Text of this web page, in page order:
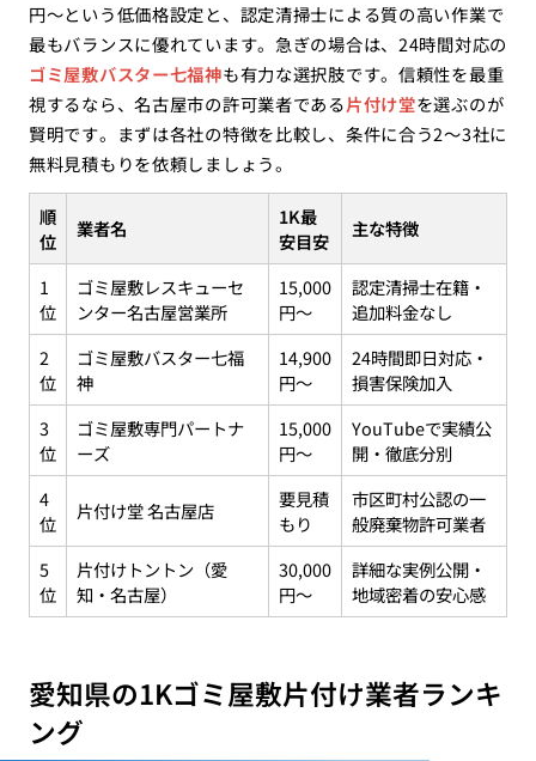
円〜という低価格設定と、認定清掃士による質の高い作業で
最もバランスに優れています。急ぎの場合は、24時間対応の
ゴミ屋敷バスター七福神も有力な選択肢です。信頼性を最重
視するなら、名古屋市の許可業者である片付け堂を選ぶのが
賢明です。まずは各社の特徴を比較し、条件に合う2〜3社に
無料見積もりを依頼しましょう。
順
位
業者名
1K最
安目安
主な特徴
1
位
ゴミ屋敷レスキューセ
ンター名古屋営業所
15,000
円〜
認定清掃士在籍・
追加料金なし
2
位
ゴミ屋敷バスター七福
神
14,900
円〜
24時間即日対応・
損害保険加入
3
位
ゴミ屋敷専門パートナ
ーズ
15,000
円〜
YouTubeで実績公
開・徹底分別
4
位
片付け堂 名古屋店
要見積
もり
市区町村公認の一
般廃棄物許可業者
5
位
片付けトントン（愛
知・名古屋）
30,000
円〜
詳細な実例公開・
地域密着の安心感
愛知県の1Kゴミ屋敷片付け業者ランキ
ング